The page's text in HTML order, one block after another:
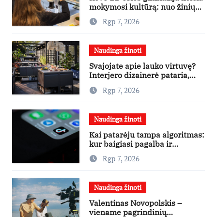
mokymosi kultūrą: nuo žinių
kaupimo – prie jų supratimo ir
taikymo
Rgp 7, 2026
Naudinga žinoti
Svajojate apie lauko virtuvę?
Interjero dizainerė pataria,
nuo ko pradėti
Rgp 7, 2026
Naudinga žinoti
Kai patarėju tampa algoritmas:
kur baigiasi pagalba ir
prasideda reklama?
Rgp 7, 2026
Naudinga žinoti
Valentinas Novopolskis –
viename pagrindinių